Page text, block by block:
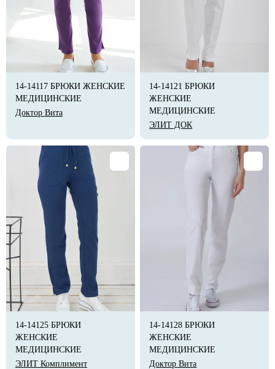
14-14117 БРЮКИ ЖЕНСКИЕ
МЕДИЦИНСКИЕ
Доктор Вита
14-14121 БРЮКИ
ЖЕНСКИЕ
МЕДИЦИНСКИЕ
ЭЛИТ ДОК
14-14125 БРЮКИ
ЖЕНСКИЕ
МЕДИЦИНСКИЕ
ЭЛИТ Комплимент
14-14128 БРЮКИ
ЖЕНСКИЕ
МЕДИЦИНСКИЕ
Доктор Вита